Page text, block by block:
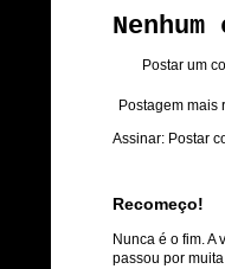
Postar um
Postagem mais
Assinar: Postar
Recomeço!
Nunca é o fim. A
passou por